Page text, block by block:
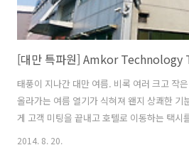
태풍이 지나간 대만 여름. 비록 여러 크고 작
올라가는 여름 열기가 식혀져 왠지 상쾌한 기
게 고객 미팅을 끝내고 호텔로 이동하는 택시
등지고 회사를 바라본다. 한층 상쾌한 기분이
2014. 8. 20.